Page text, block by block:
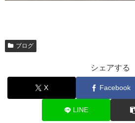
ブログ
シェアする
X Facebook
LINE